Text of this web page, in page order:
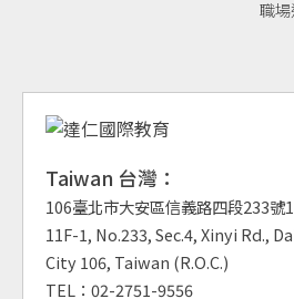
職
Taiwan 台灣：
106臺北市大安區信義路四段233號
11F-1, No.233, Sec.4, Xinyi Rd.,
City 106, Taiwan (R.O.C.)
TEL：02-2751-9556